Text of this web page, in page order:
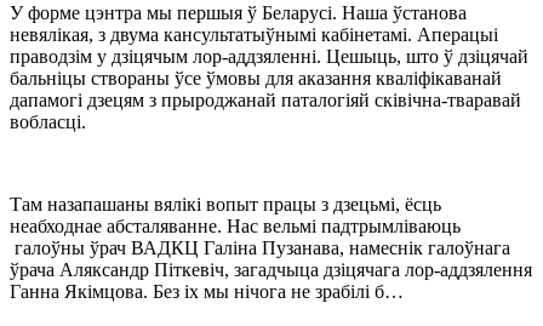
У форме цэнтра мы першыя ў Беларусі. Наша ўстанова
невялікая, з двума кансультатыўнымі кабінетамі. Аперацыі
праводзім у дзіцячым лор-аддзяленні. Цешыць, што ў дзіцячай
бальніцы створаны ўсе ўмовы для аказання кваліфікаванай
дапамогі дзецям з прыроджанай паталогіяй сківічна-тваравай
вобласці.
Там назапашаны вялікі вопыт працы з дзецьмі, ёсць
неабходнае абсталяванне. Нас вельмі падтрымліваюць
галоўны ўрач ВАДКЦ Галіна Пузанава, намеснік галоўнага
ўрача Аляксандр Піткевіч, загадчыца дзіцячага лор-аддзялення
Ганна Якімцова. Без іх мы нічога не зрабілі б…